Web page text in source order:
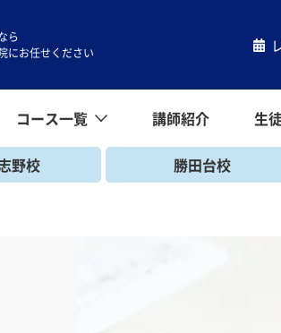
ら
にお任せください
コース一覧
コース一覧
小学生コース
中学生コース
高校生コース
キッズコース
一般コース
帰国生コース
講師紹介 生
野校 勝田台校